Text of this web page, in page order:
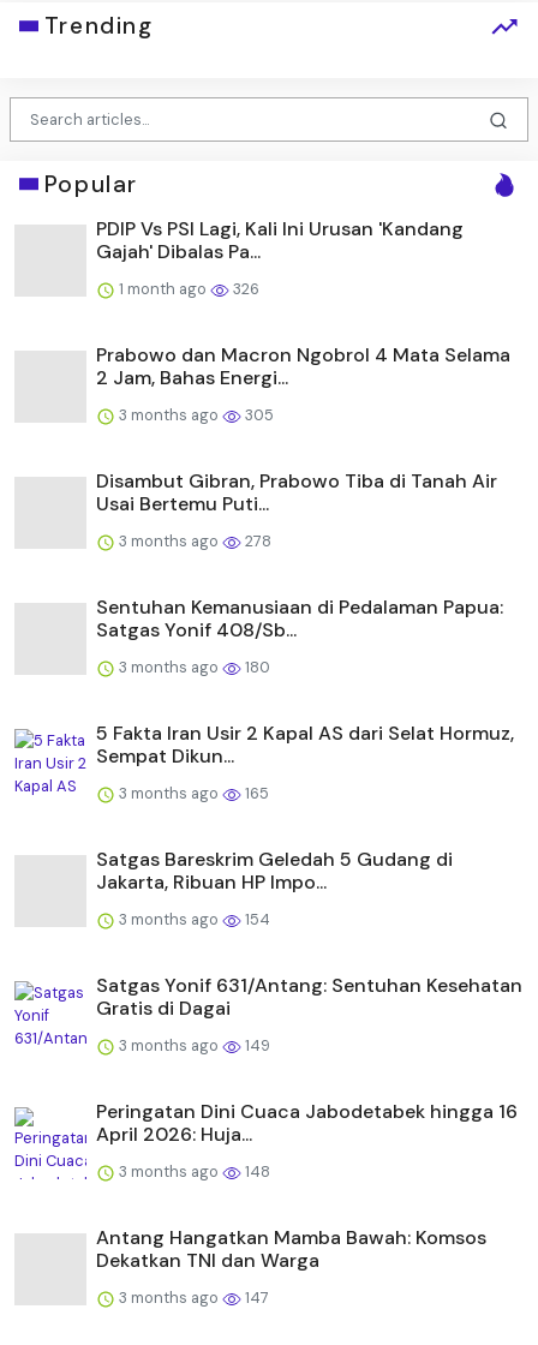
Trending
Popular
PDIP Vs PSI Lagi, Kali Ini Urusan 'Kandang
Gajah' Dibalas Pa...
1 month ago 326
Prabowo dan Macron Ngobrol 4 Mata Selama
2 Jam, Bahas Energi...
3 months ago 305
Disambut Gibran, Prabowo Tiba di Tanah Air
Usai Bertemu Puti...
3 months ago 278
Sentuhan Kemanusiaan di Pedalaman Papua:
Satgas Yonif 408/Sb...
3 months ago 180
5 Fakta Iran Usir 2 Kapal AS dari Selat Hormuz,
Sempat Dikun...
3 months ago 165
Satgas Bareskrim Geledah 5 Gudang di
Jakarta, Ribuan HP Impo...
3 months ago 154
Satgas Yonif 631/Antang: Sentuhan Kesehatan
Gratis di Dagai
3 months ago 149
Peringatan Dini Cuaca Jabodetabek hingga 16
April 2026: Huja...
3 months ago 148
Antang Hangatkan Mamba Bawah: Komsos
Dekatkan TNI dan Warga
3 months ago 147